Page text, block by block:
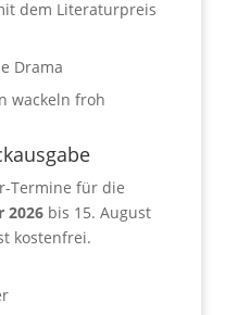
dem Literaturpreis
Drama
wackeln froh
Termine für die
2026bis 15. August
kostenfrei.